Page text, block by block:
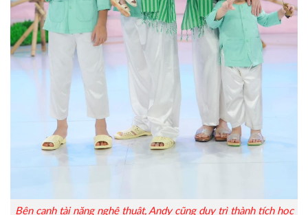
Bên cạnh tài năng nghệ thuật, Andy cũng duy trì thành tích học